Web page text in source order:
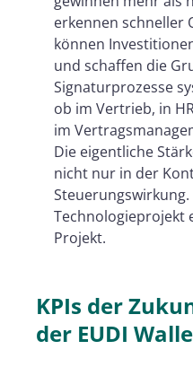
erkennen schneller
können
und schaffen die
Signaturprozesse
ob im Vertrieb, in
im
Die eigentliche
nicht nur in der
Technologieprojekt
Projekt.
KPIs der
der EUDI